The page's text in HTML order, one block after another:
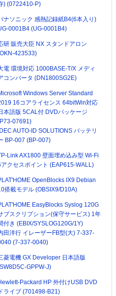
) (0722410-P)
ナソニック 感熱記録紙B4(6本入り)
0001B4 (UG-0001B4)
研 販売大臣 NX スタンドアロン
423533)
電 環境対応 1000BASE-T/X メディ
コンバータ (DN1800SG2E)
Windows Server Standard
16コアライセンス 64bitWin対応
本語版 5CAL付 DVDパッケージ
07691)
IDEC AUTO-ID SOLUTIONS バッテリ
BP-007 (BP-007)
Link AX1800 壁面埋め込み型 Wi-Fi
クセスポイント (EAP615-WALL)
OpenBlocks IX9 Debian
搭載モデル (OBSIX9/D10A)
EasyBlocks Syslog 120G
ブスクリプション(保守サービス) 1年
付き (EBIX/SYSLOG120G/1Y)
田洋行 イレーザーFB型(大) 7-337-
(7-337-0040)
菱電機 GX Developer 日本語版
GPPW-J)
Packard HP 外付けUSB DVD
ドライブ (701498-B21)